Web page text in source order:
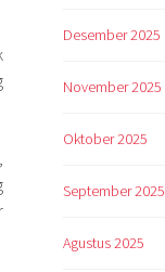
Desember 2025
November 2025
Oktober 2025
September 2025
Agustus 2025